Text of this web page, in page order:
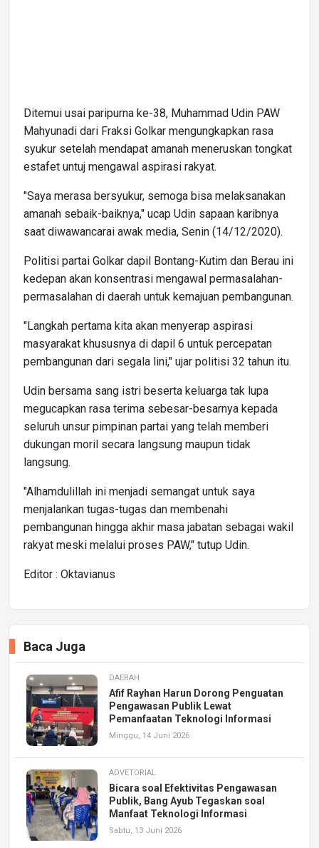
Ditemui usai paripurna ke-38, Muhammad Udin PAW
Mahyunadi dari Fraksi Golkar mengungkapkan rasa
syukur setelah mendapat amanah meneruskan tongkat
estafet untuj mengawal aspirasi rakyat.
"Saya merasa bersyukur, semoga bisa melaksanakan
amanah sebaik-baiknya," ucap Udin sapaan karibnya
saat diwawancarai awak media, Senin (14/12/2020).
Politisi partai Golkar dapil Bontang-Kutim dan Berau ini
kedepan akan konsentrasi mengawal permasalahan-
permasalahan di daerah untuk kemajuan pembangunan.
"Langkah pertama kita akan menyerap aspirasi
masyarakat khususnya di dapil 6 untuk percepatan
pembangunan dari segala lini," ujar politisi 32 tahun itu.
Udin bersama sang istri beserta keluarga tak lupa
megucapkan rasa terima sebesar-besarnya kepada
seluruh unsur pimpinan partai yang telah memberi
dukungan moril secara langsung maupun tidak
langsung.
"Alhamdulillah ini menjadi semangat untuk saya
menjalankan tugas-tugas dan membenahi
pembangunan hingga akhir masa jabatan sebagai wakil
rakyat meski melalui proses PAW," tutup Udin.
Editor : Oktavianus
Baca Juga
DAERAH
Afif Rayhan Harun Dorong Penguatan
Pengawasan Publik Lewat
Pemanfaatan Teknologi Informasi
Minggu, 14 Juni 2026
ADVETORIAL
Bicara soal Efektivitas Pengawasan
Publik, Bang Ayub Tegaskan soal
Manfaat Teknologi Informasi
Sabtu, 13 Juni 2026